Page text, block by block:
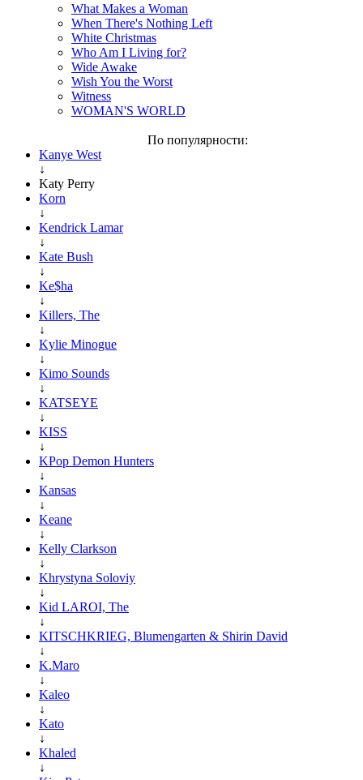
What Makes a Woman
When There's Nothing Left
White Christmas
Who Am I Living for?
Wide Awake
Wish You the Worst
Witness
WOMAN'S WORLD
По популярности:
Kanye West
↓
Katy Perry
Korn
↓
Kendrick Lamar
↓
Kate Bush
↓
Ke$ha
↓
Killers, The
↓
Kylie Minogue
↓
Kimo Sounds
↓
KATSEYE
↓
KISS
↓
KPop Demon Hunters
↓
Kansas
↓
Keane
↓
Kelly Clarkson
↓
Khrystyna Soloviy
↓
Kid LAROI, The
↓
KITSCHKRIEG, Blumengarten & Shirin David
↓
K.Maro
↓
Kaleo
↓
Kato
↓
Khaled
↓